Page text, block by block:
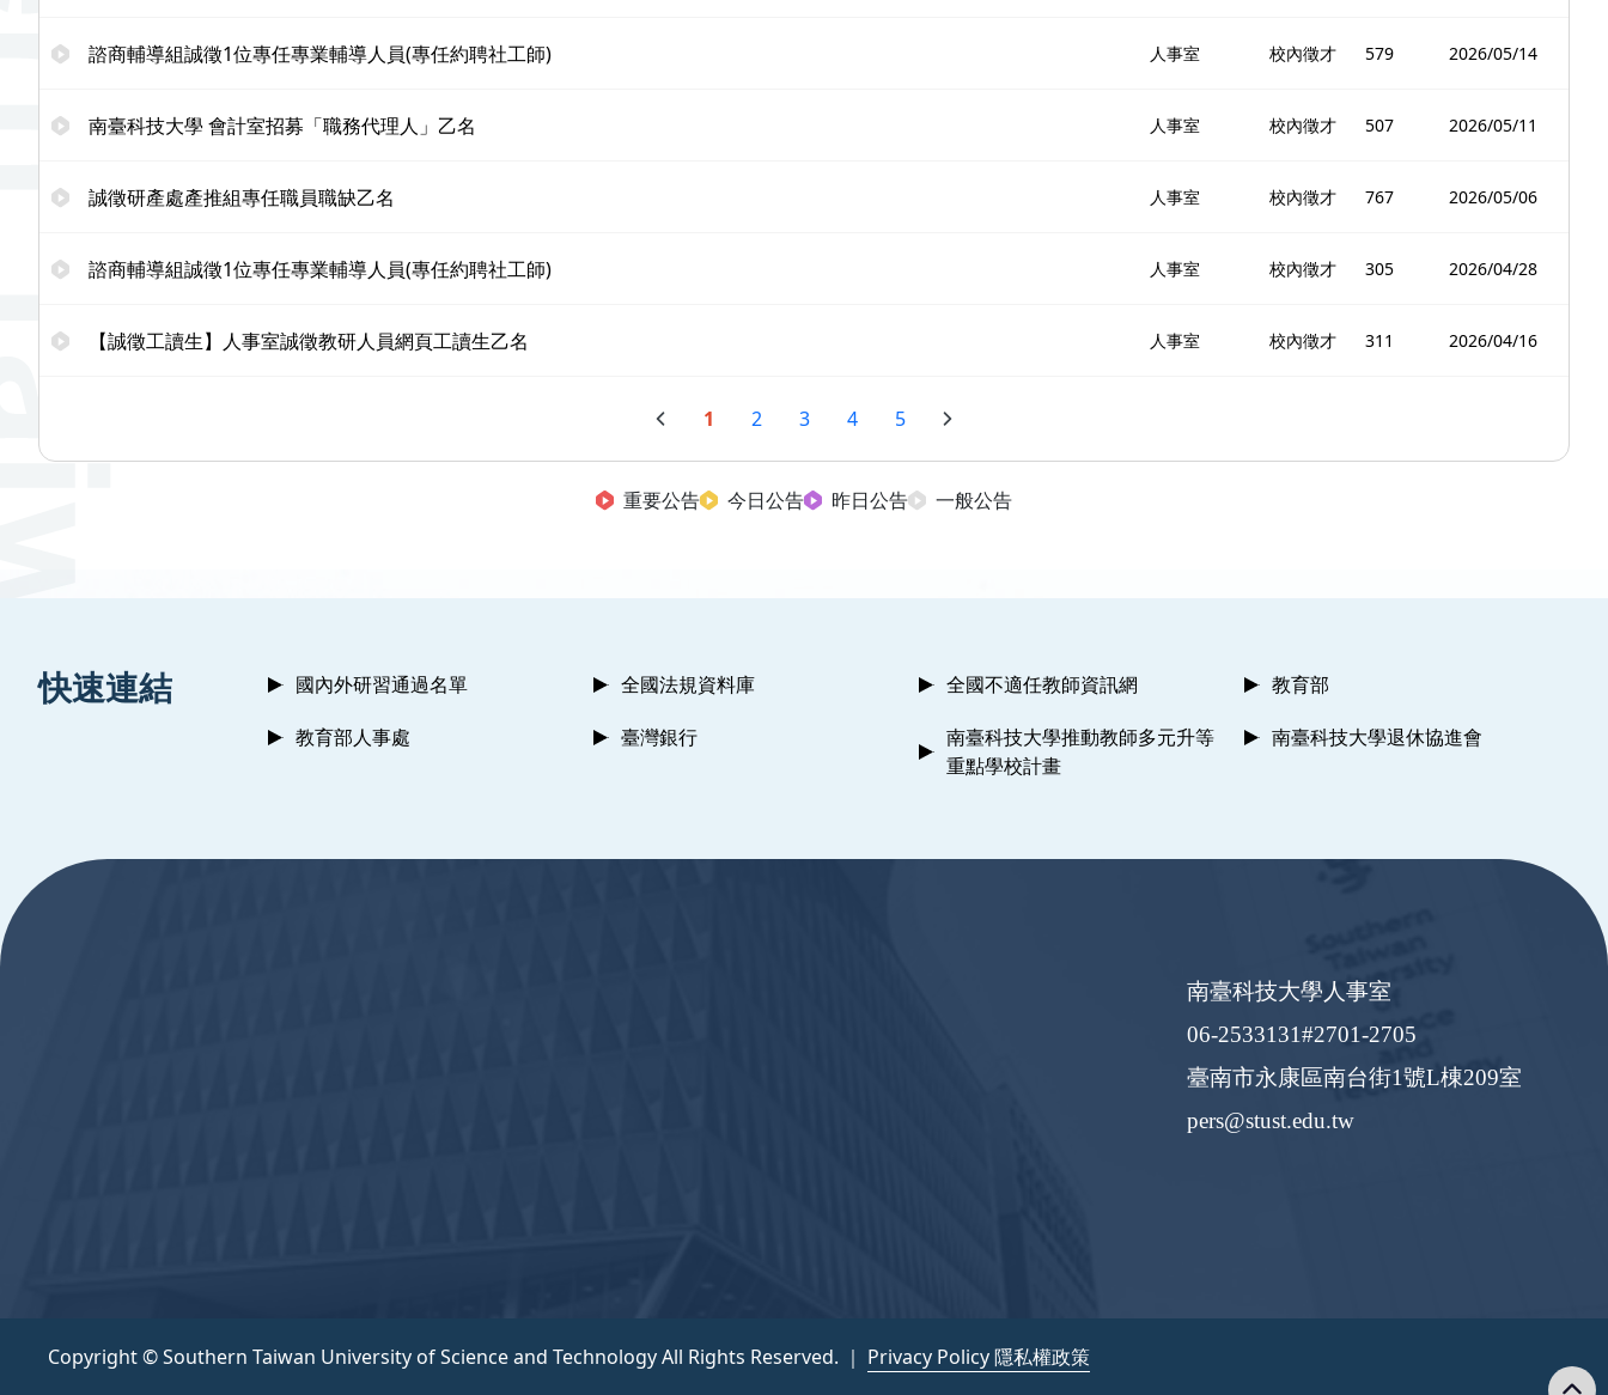
諮商輔導組誠徵1位專任專業輔導人員(專任約聘社工師) 人事室 校內徵才 579 2026/05/14
南臺科技大學 會計室招募「職務代理人」乙名 人事室 校內徵才 507 2026/05/11
誠徵研產處產推組專任職員職缺乙名 人事室 校內徵才 767 2026/05/06
諮商輔導組誠徵1位專任專業輔導人員(專任約聘社工師) 人事室 校內徵才 305 2026/04/28
【誠徵工讀生】人事室誠徵教研人員網頁工讀生乙名 人事室 校內徵才 311 2026/04/16
1 2 3 4 5
重要公告 今日公告 昨日公告 一般公告
快速連結 國內外研習通過名單 全國法規資料庫 全國不適任教師資訊網
教育部
教育部人事處
臺灣銀行
南臺科技大學推動教師多元升等
重點學校計畫
南臺科技大學退休協進會
南臺科技大學人事室
06-2533131#2701-2705
臺南市永康區南台街1號L棟209室
pers@stust.edu.tw
Copyright © Southern Taiwan University of Science and Technology All Rights Reserved. ｜ Privacy Policy 隱私權政策